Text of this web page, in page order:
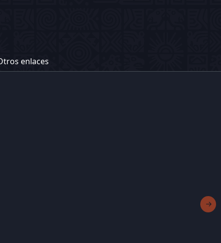
enlaces
→